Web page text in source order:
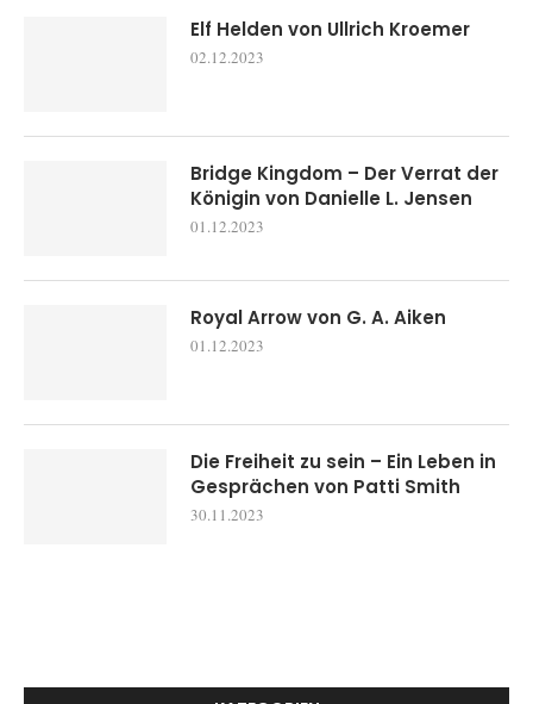
Elf Helden von Ullrich Kroemer
02.12.2023
Bridge Kingdom – Der Verrat der
Königin von Danielle L. Jensen
01.12.2023
Royal Arrow von G. A. Aiken
01.12.2023
Die Freiheit zu sein – Ein Leben in
Gesprächen von Patti Smith
30.11.2023